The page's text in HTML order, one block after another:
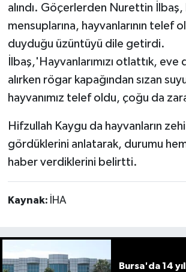
alındı. Göçerlerden Nurettin İlbaş,
mensuplarına, hayvanlarının telef
duyduğu üzüntüyü dile getirdi.
İlbaş,'Hayvanlarımızı otlattık, eve
alırken rögar kapağından sızan
hayvanımız telef oldu, çoğu da
Hifzullah Kaygu da hayvanların
gördüklerini anlatarak, durumu
haber verdiklerini belirtti.
Kaynak: İHA
Bursa'da 14